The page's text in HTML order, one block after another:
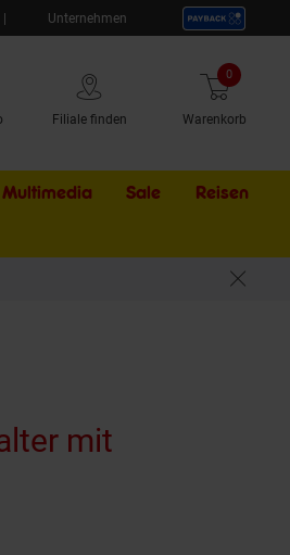
Unternehmen
Filiale finden Warenkorb
0 Artikel
Multimedia Sale Externer
Reisen
mit